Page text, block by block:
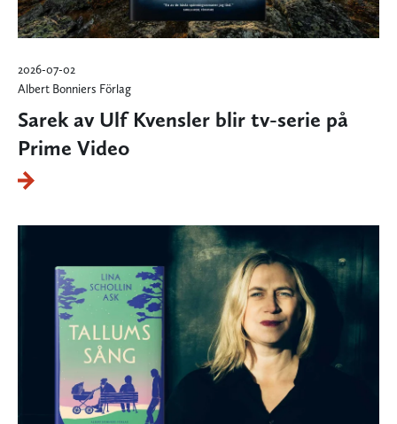
2026-07-02
Albert Bonniers Förlag
Sarek av Ulf Kvensler blir tv-serie på
Prime Video